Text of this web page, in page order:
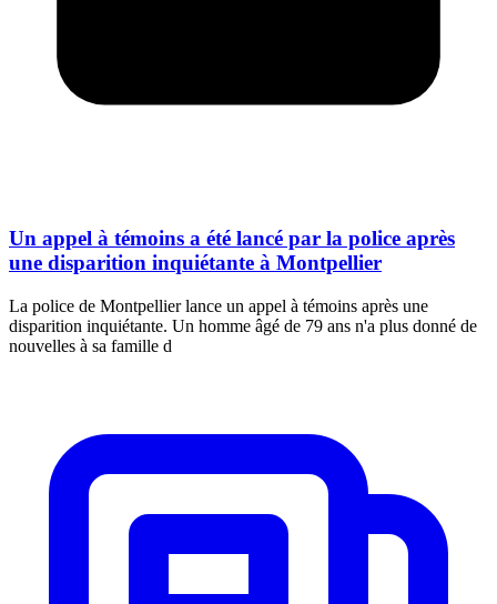
Un appel à témoins a été lancé par la police après
une disparition inquiétante à Montpellier
La police de Montpellier lance un appel à témoins après une
disparition inquiétante. Un homme âgé de 79 ans n'a plus donné de
nouvelles à sa famille d